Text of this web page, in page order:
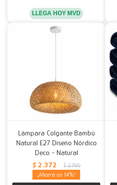
LLEGA HOY MVD
Lámpara Colgante Bambú
Natural E27 Diseño Nórdico
Deco - Natural
$ 2.372 $ 2.790
14